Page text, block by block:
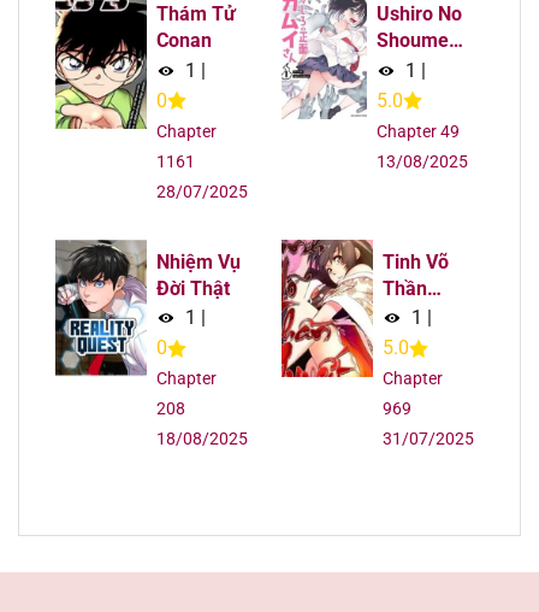
Thám Tử
Conan
1 |
0
Chapter
1161
28/07/2025
Ushiro No
Shoumen
Kamui-San
1 |
5.0
Chapter 49
13/08/2025
Nhiệm Vụ
Đời Thật
1
0
Chapter
208
18/08/2025
Tinh Võ
Thần
Quyết
1
5.0
Chapter
969
31/07/2025